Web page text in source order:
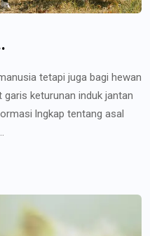
tetapi juga bagi hewan
keturunan induk jantan
lngkap tentang asal